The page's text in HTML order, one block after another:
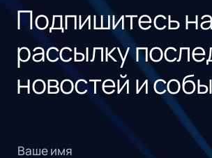
Подпишитесь
рассылку
новостей и